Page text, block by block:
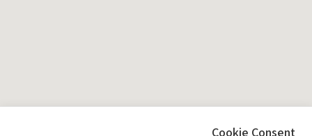
Cookie Consent